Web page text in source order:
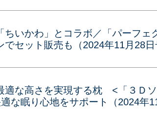
ちいかわ」とコラボ／「パーフェ
でセット販売も（2024年11月28日
適な高さを実現する枕 <「３Ｄ
な眠り心地をサポート（2024年